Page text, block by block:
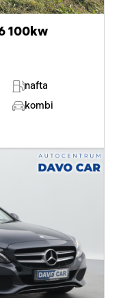
100kw
nafta
kombi